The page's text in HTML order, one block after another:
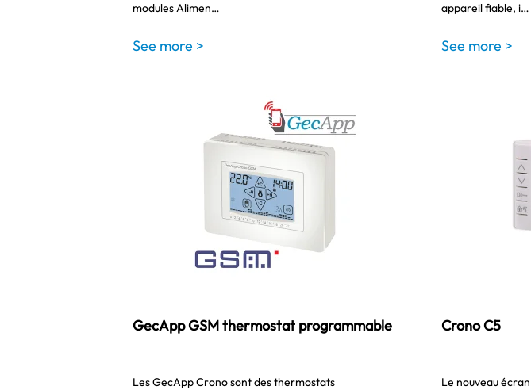
modules Alimen…
See more >
appareil fiable, i…
See more >
GecApp GSM thermostat programmable
Les GecApp Crono sont des thermostats
Crono C5
Le nouveau